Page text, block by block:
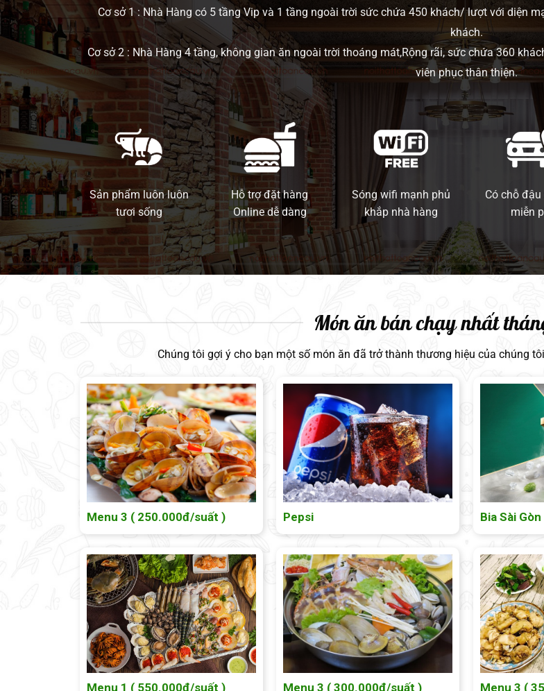
Cơ sở 1 : Nhà Hàng có 5 tầng Vip và 1 tầng ngoài trời sức chứa 450 khách/ lượt với diện
khách.
Cơ sở 2 : Nhà Hàng 4 tầng, không gian ăn ngoài trời thoáng mát,Rộng rãi, sức chứa 360
viên phục thân thiện.
Sản phẩm luôn luôn
tươi sống
Hỗ trợ đặt hàng
Online dễ dàng
Sóng wifi mạnh phủ
khắp nhà hàng
Có chỗ đậu
miễn
Món ăn bán chạy nhất
Chúng tôi gợi ý cho bạn một số món ăn đã trở thành thương hiệu của chúng
Menu 3 ( 250.000đ/suất ) Pepsi Bia Sài Gòn
Menu 1 ( 550.000đ/suất ) Menu 3 ( 300.000đ/suất ) Menu 3 (